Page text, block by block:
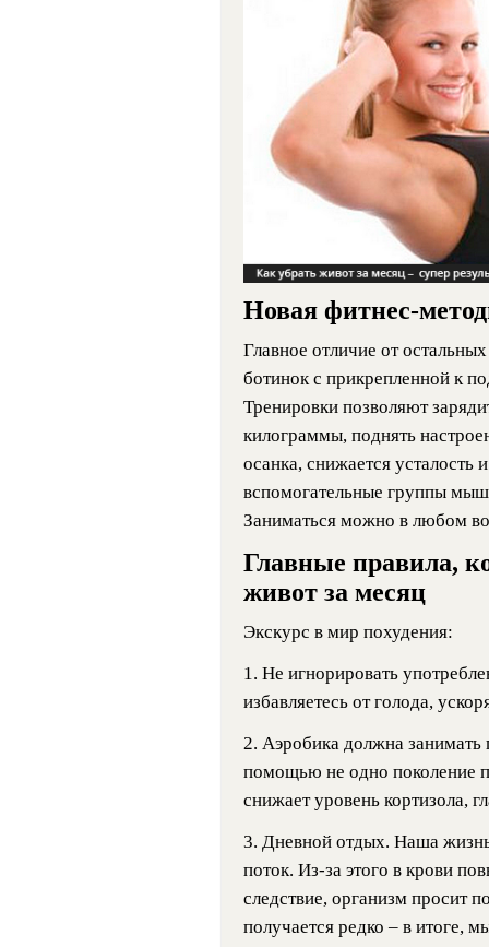
Новая фитнес-
Главное отличие от
ботинок с прикрепленной к
Тренировки позволяют
килограммы, поднять
осанка, снижается
вспомогательные группы
Заниматься можно в любом
Главные правила,
живот за месяц
Экскурс в мир похудения:
1. Не игнорировать
избавляетесь от голода,
2. Аэробика должна
помощью не одно поколение
снижает уровень кортизола,
3. Дневной отдых. Наша
поток. Из-за этого в крови
следствие, организм просит
получается редко – в итоге,